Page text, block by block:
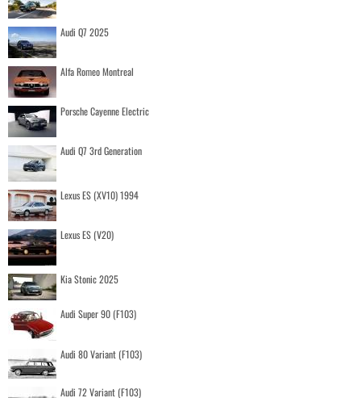
Audi Q7 2025
Alfa Romeo Montreal
Porsche Cayenne Electric
Audi Q7 3rd Generation
Lexus ES (XV10) 1994
Lexus ES (V20)
Kia Stonic 2025
Audi Super 90 (F103)
Audi 80 Variant (F103)
Audi 72 Variant (F103)